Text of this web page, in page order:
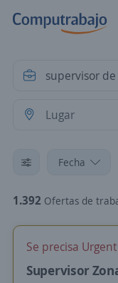
Fecha
1.392 Ofertas de trabajo de
Se precisa
Supervisor